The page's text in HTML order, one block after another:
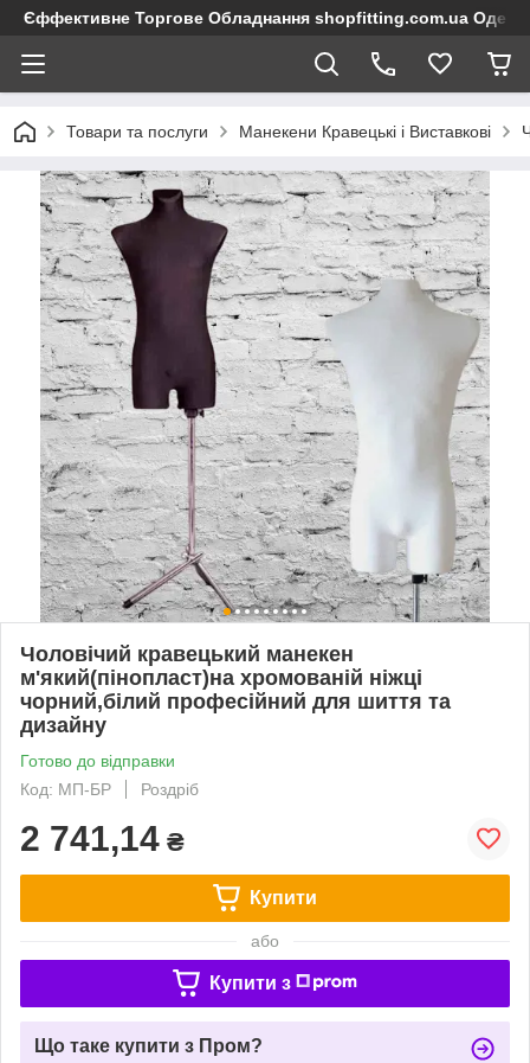
Єффективне Торгове Обладнання shopfitting.com.ua Одеса
Товари та послуги Манекени Кравецькі і Виставкові
Чоловічий кравецький манекен
м'який(пінопласт)на хромованій ніжці
чорний,білий професійний для шиття та
дизайну
Готово до відправки
Код: МП-БР
Роздріб
2 741,14 ₴
Купити
або
Купити з
Що таке купити з Пром?